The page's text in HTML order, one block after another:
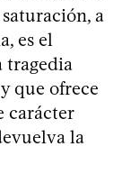
a
es el
tragedia
que ofrece
carácter
la